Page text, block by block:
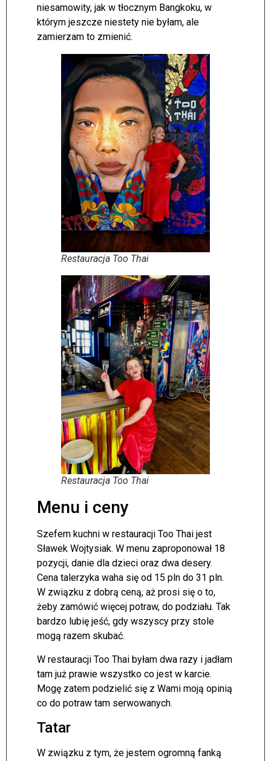
niesamowity, jak w tłocznym Bangkoku, w
którym jeszcze niestety nie byłam, ale
zamierzam to zmienić.
Restauracja Too Thai
Restauracja Too Thai
Menu i ceny
Szefem kuchni w restauracji Too Thai jest
Sławek Wojtysiak. W menu zaproponował 18
pozycji, danie dla dzieci oraz dwa desery.
Cena talerzyka waha się od 15 pln do 31 pln.
W związku z dobrą ceną, aż prosi się o to,
żeby zamówić więcej potraw, do podziału. Tak
bardzo lubię jeść, gdy wszyscy przy stole
mogą razem skubać.
W restauracji Too Thai byłam dwa razy i jadłam
tam już prawie wszystko co jest w karcie.
Mogę zatem podzielić się z Wami moją opinią
co do potraw tam serwowanych.
Tatar
W związku z tym, że jestem ogromną fanką